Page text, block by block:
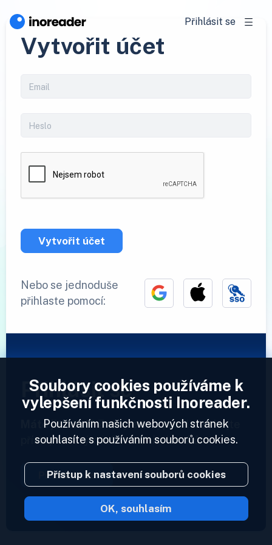
Přihlásit se
Vytvořit účet
Vytvořit účet
Nebo se jednoduše
přihlaste pomocí:
Přihlásit se
Máte již účet?Zadejte svůj profil a získejte
přístup ke svým informačním kanálům.
Přihlásit se
2023 © Inoreader
Soubory cookies používáme k
vylepšení funkčnosti Inoreader.
Používáním našich webových stránek
souhlasíte s používáním souborů cookies.
Přístup k nastavení souborů cookies
OK, souhlasím